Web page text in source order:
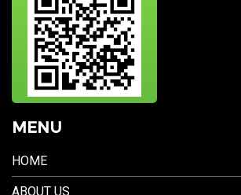
MENU
HOME
ABOUT US